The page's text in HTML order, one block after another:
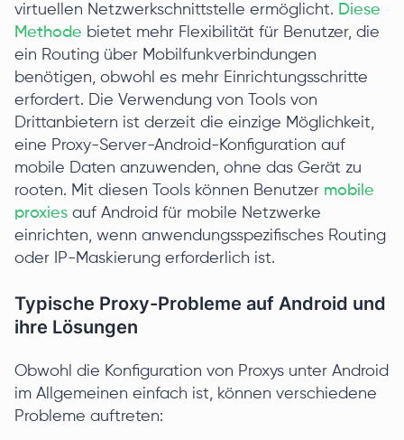
virtuellen Netzwerkschnittstelle ermöglicht. Diese
Methode bietet mehr Flexibilität für Benutzer, die
ein Routing über Mobilfunkverbindungen
benötigen, obwohl es mehr Einrichtungsschritte
erfordert. Die Verwendung von Tools von
Drittanbietern ist derzeit die einzige Möglichkeit,
eine Proxy-Server-Android-Konfiguration auf
mobile Daten anzuwenden, ohne das Gerät zu
rooten. Mit diesen Tools können Benutzer mobile
proxies auf Android für mobile Netzwerke
einrichten, wenn anwendungsspezifisches Routing
oder IP-Maskierung erforderlich ist.
Typische Proxy-Probleme auf Android und
ihre Lösungen
Obwohl die Konfiguration von Proxys unter Android
im Allgemeinen einfach ist, können verschiedene
Probleme auftreten: